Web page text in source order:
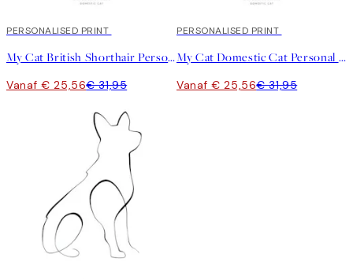
20%*
PERSONALISED PRINT
My Cat British Shorthair Personal Poster
Vanaf € 25,56€ 31,95
20%*
PERSONALISED PRINT
My Cat Domestic Cat Personal Poster
Vanaf € 25,56€ 31,95